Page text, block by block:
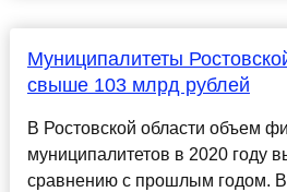
Муниципалитеты
свыше 103 млрд рублей
В Ростовской области объем
муниципалитетов в 2020 году
сравнению с прошлым годом.